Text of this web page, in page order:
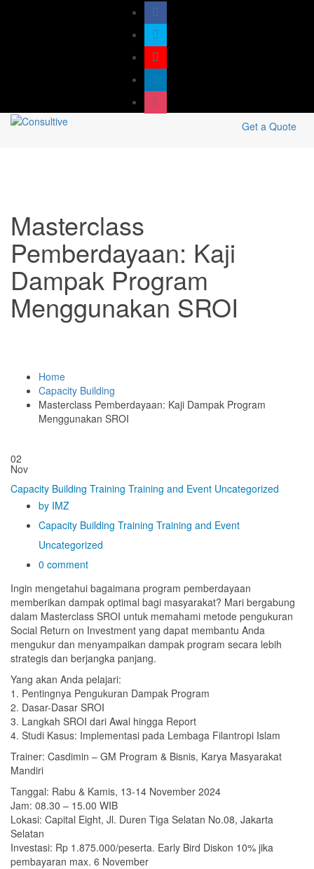
Get a Quote
Masterclass
Pemberdayaan: Kaji
Dampak Program
Menggunakan SROI
Home
Capacity Building
Masterclass Pemberdayaan: Kaji Dampak Program
Menggunakan SROI
02
Nov
Capacity Building Training Training and Event Uncategorized
by IMZ
Capacity Building Training Training and Event
Uncategorized
0 comment
Ingin mengetahui bagaimana program pemberdayaan
memberikan dampak optimal bagi masyarakat? Mari bergabung
dalam Masterclass SROI untuk memahami metode pengukuran
Social Return on Investment yang dapat membantu Anda
mengukur dan menyampaikan dampak program secara lebih
strategis dan berjangka panjang.
Yang akan Anda pelajari:
1. Pentingnya Pengukuran Dampak Program
2. Dasar-Dasar SROI
3. Langkah SROI dari Awal hingga Report
4. Studi Kasus: Implementasi pada Lembaga Filantropi Islam
Trainer: Casdimin – GM Program & Bisnis, Karya Masyarakat
Mandiri
Tanggal: Rabu & Kamis, 13-14 November 2024
Jam: 08.30 – 15.00 WIB
Lokasi: Capital Eight, Jl. Duren Tiga Selatan No.08, Jakarta
Selatan
Investasi: Rp 1.875.000/peserta. Early Bird Diskon 10% jika
pembayaran max. 6 November